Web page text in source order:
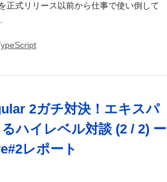
正式リリース以前から仕事で使い倒して
2ガチ対決！エキスパ
ハイレベル対談 (2 / 2) ー
レポート